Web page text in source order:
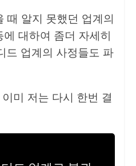
때 알지 못했던 업계의
대하여 좀더 자세히
드 업계의 사정들도 파
미 저는 다시 한번 결